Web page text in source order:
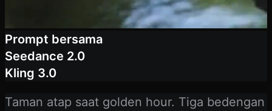
Prompt bersama
Seedance 2.0
Kling 3.0
Taman atap saat golden hour. Tiga